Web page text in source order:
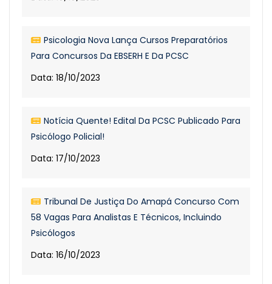
Psicologia Nova Lança Cursos Preparatórios
Para Concursos Da EBSERH E Da PCSC
Data: 18/10/2023
Notícia Quente! Edital Da PCSC Publicado Para
Psicólogo Policial!
Data: 17/10/2023
Tribunal De Justiça Do Amapá Concurso Com
58 Vagas Para Analistas E Técnicos, Incluindo
Psicólogos
Data: 16/10/2023